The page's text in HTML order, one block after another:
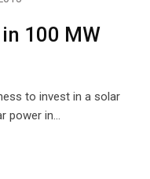
100 MW
to invest in a solar
power in…